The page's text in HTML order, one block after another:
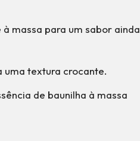
massa para um sabor ainda
uma textura crocante.
de baunilha à massa